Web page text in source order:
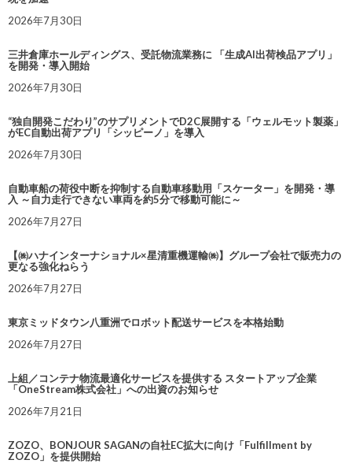
2026年7月30日
三井倉庫ホールディングス、受託物流業務に 「生成AI出荷検品アプリ」
を開発・導入開始
2026年7月30日
“独自開発こだわり”のサプリメントでD2C展開する「ウェルモット製薬」
がEC自動出荷アプリ「シッピーノ」を導入
2026年7月30日
自動車船の荷役中断を抑制する自動車移動用「スケーター」を開発・導
入 ～自力走行できない車両を約5分で移動可能に～
2026年7月27日
【㈱ハナインターナショナル×星清重機運輸㈱】グループ会社で販売力の
更なる強化ねらう
2026年7月27日
東京ミッドタウン八重洲でロボット配送サービスを本格始動
2026年7月27日
上組／コンテナ物流最適化サービスを提供する スタートアップ企業
「OneStream株式会社」への出資のお知らせ
2026年7月21日
ZOZO、BONJOUR SAGANの自社EC拡大に向け「Fulfillment by
ZOZO」を提供開始